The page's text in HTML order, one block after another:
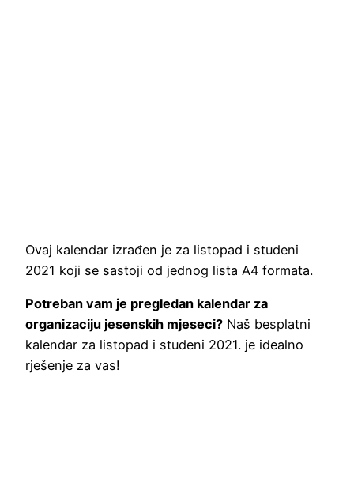
Ovaj kalendar izrađen je za listopad i studeni
2021 koji se sastoji od jednog lista A4 formata.
Potreban vam je pregledan kalendar za
organizaciju jesenskih mjeseci? Naš besplatni
kalendar za listopad i studeni 2021. je idealno
rješenje za vas!